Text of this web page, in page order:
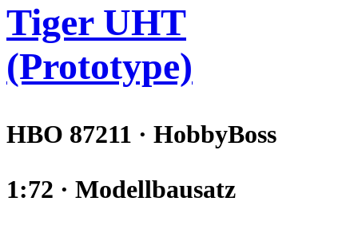
Tiger UHT
(Prototype)
HBO 87211 · HobbyBoss
1:72 · Modellbausatz